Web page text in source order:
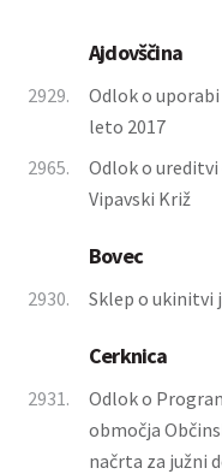
Ajdovščina
2929.
Odlok o
leto 2017
2965.
Odlok o
Vipavski Križ
Bovec
2930. Sklep o ukinitvi
Cerknica
2931.
Odlok o
območja
načrta za južni